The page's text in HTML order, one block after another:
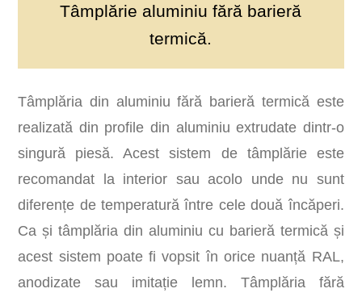
Tâmplărie aluminiu fără barieră
termică.
Tâmplăria din aluminiu fără barieră termică este
realizată din profile din aluminiu extrudate dintr-o
singură piesă. Acest sistem de tâmplărie este
recomandat la interior sau acolo unde nu sunt
diferențe de temperatură între cele două încăperi.
Ca și tâmplăria din aluminiu cu barieră termică și
acest sistem poate fi vopsit în orice nuanță RAL,
anodizate sau imitație lemn. Tâmplăria fără